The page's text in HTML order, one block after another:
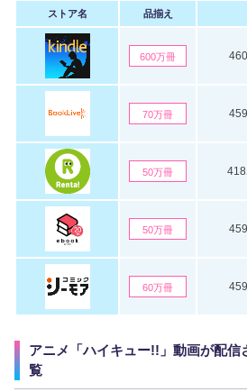
ストア名 品揃え
600万冊
70万冊
50万冊
50万冊
60万冊
アニメ「ハイキュー!!」動画が配信
覧